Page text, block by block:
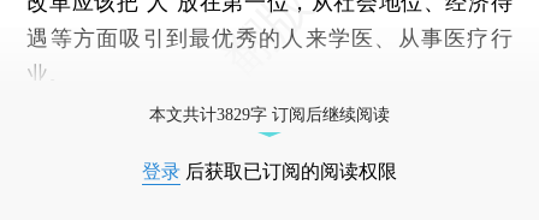
遇等方面吸引到最优秀的人来学医、从事医疗行
业。
本文共计3829字 订阅后继续阅读
登录 后获取已订阅的阅读权限